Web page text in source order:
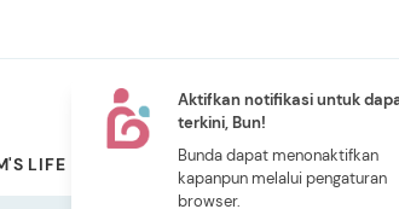
Aktifkan notifikasi untuk
terkini, Bun!
Bunda dapat menonaktifkan
kapanpun melalui pengaturan
browser.
LIFE PILIHAN BUNDA
NEW
CERITA BUNDA